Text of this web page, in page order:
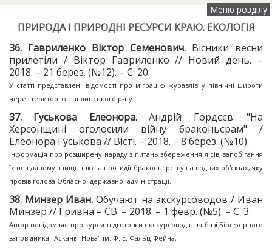
Меню розділу
ПРИРОДА І ПРИРОДНІ РЕСУРСИ КРАЮ. ЕКОЛОГІЯ
36. Гавриленко Віктор Семенович. Вісники весни
прилетіли / Віктор Гавриленко // Новий день. –
2018. – 21 берез. (№12). – С. 20.
У статті представлені відомості про міграцію журавлів у північні широти
через територію Чаплинського р-ну.
37. Гуськова Елеонора.Андрій Гордєєв: "На
Херсонщині оголосили війну браконьєрам" /
Елеонора Гуськова // Вісті. – 2018. – 8 берез. (№10).
Інформація про розширену нараду з питань збереження лісів, запобігання
їх нещадному знищенню та протидії браконьєрству на водних об'єктах, яку
провів голова Обласної державної адміністрації.
38. Минзер Иван. Обучают на экскурсоводов / Иван
Минзер // Гривна – СВ. – 2018. – 1 февр. (№5). – С. 3.
Автор повідомляє про курси підготовки екскурсоводів на базі Біосферного
заповідника "Асканія-Нова" ім. Ф. Е. Фальц-Фейна.